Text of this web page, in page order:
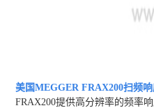
美国MEGGER FRAX200扫频
FRAX200提供高分辨率的频率